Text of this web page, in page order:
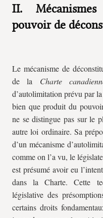
II.
pouvoir de
Le mécanisme de
de la Charte
d’autolimitation prévu par la
bien que produit du
ne se distingue pas sur le
autre loi ordinaire. Sa
d’un mécanisme
comme on l’a vu, le
est présumé avoir eu
dans la Charte. Cette
législative des
certains droits